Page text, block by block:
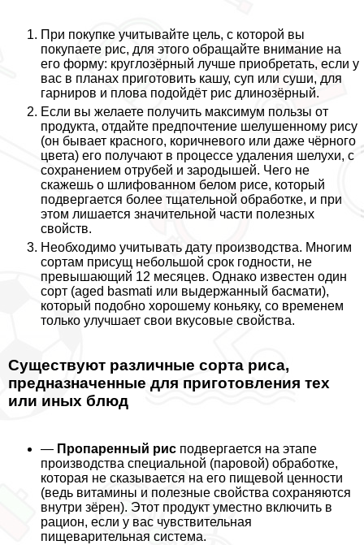
При покупке учитывайте цель, с которой вы
покупаете рис, для этого обращайте внимание на
его форму: круглозёрный лучше приобретать, если у
вас в планах приготовить кашу, суп или суши, для
гарниров и плова подойдёт рис длинозёрный.
Если вы желаете получить максимум пользы от
продукта, отдайте предпочтение шелушенному рису
(он бывает красного, коричневого или даже чёрного
цвета) его получают в процессе удаления шелухи, с
сохранением отрубей и зародышей. Чего не
скажешь о шлифованном белом рисе, который
подвергается более тщательной обработке, и при
этом лишается значительной части полезных
свойств.
Необходимо учитывать дату производства. Многим
сортам присущ небольшой срок годности, не
превышающий 12 месяцев. Однако известен один
сорт (aged basmati или выдержанный басмати),
который подобно хорошему коньяку, со временем
только улучшает свои вкусовые свойства.
Существуют различные сорта риса,
предназначенные для приготовления тех
или иных блюд
— Пропаренный рис подвергается на этапе
производства специальной (паровой) обработке,
которая не сказывается на его пищевой ценности
(ведь витамины и полезные свойства сохраняются
внутри зёрен). Этот продукт уместно включить в
рацион, если у вас чувствительная
пищеварительная система.